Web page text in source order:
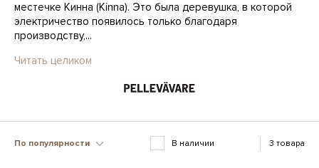
местечке Кинна (Kinna). Это была деревушка, в которой
электричество появилось только благодаря
производству,...
Читать целиком
По популярности В наличии 3 товара